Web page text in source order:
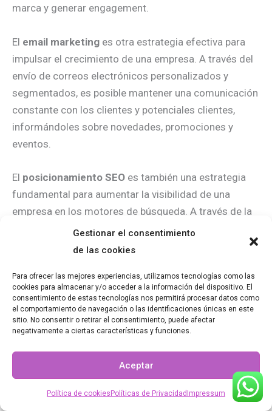
Gestionar el consentimiento
de las cookies
Para ofrecer las mejores experiencias, utilizamos tecnologías como las
cookies para almacenar y/o acceder a la información del dispositivo. El
consentimiento de estas tecnologías nos permitirá procesar datos como
el comportamiento de navegación o las identificaciones únicas en este
sitio. No consentir o retirar el consentimiento, puede afectar
negativamente a ciertas características y funciones.
Aceptar
Política de cookies Políticas de Privacidad Impressum
marca y generar engagement.
El email marketing es otra estrategia efectiva para
impulsar el crecimiento de una empresa. A través del
envío de correos electrónicos personalizados y
segmentados, es posible mantener una comunicación
constante con los clientes y potenciales clientes,
informándoles sobre novedades, promociones y
eventos.
El posicionamiento SEO es también una estrategia
fundamental para aumentar la visibilidad de una
empresa en los motores de búsqueda. A través de la
optimización de la página web y la creación de
contenido relevante, es posible aparecer en los
cualificado.
En conclusión, existen diversas estrategias de
marketing que pueden impulsar el crecimiento de una
redes sociales, el email marketing y el
posicionamiento SEO son solo algunas de ellas. Es
importante analizar el mercado y el público objetivo